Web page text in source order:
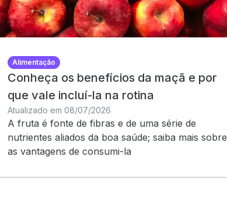
Alimentação
Conheça os benefícios da maçã e por
que vale incluí-la na rotina
Atualizado em 08/07/2026
A fruta é fonte de fibras e de uma série de
nutrientes aliados da boa saúde; saiba mais sobre
as vantagens de consumi-la